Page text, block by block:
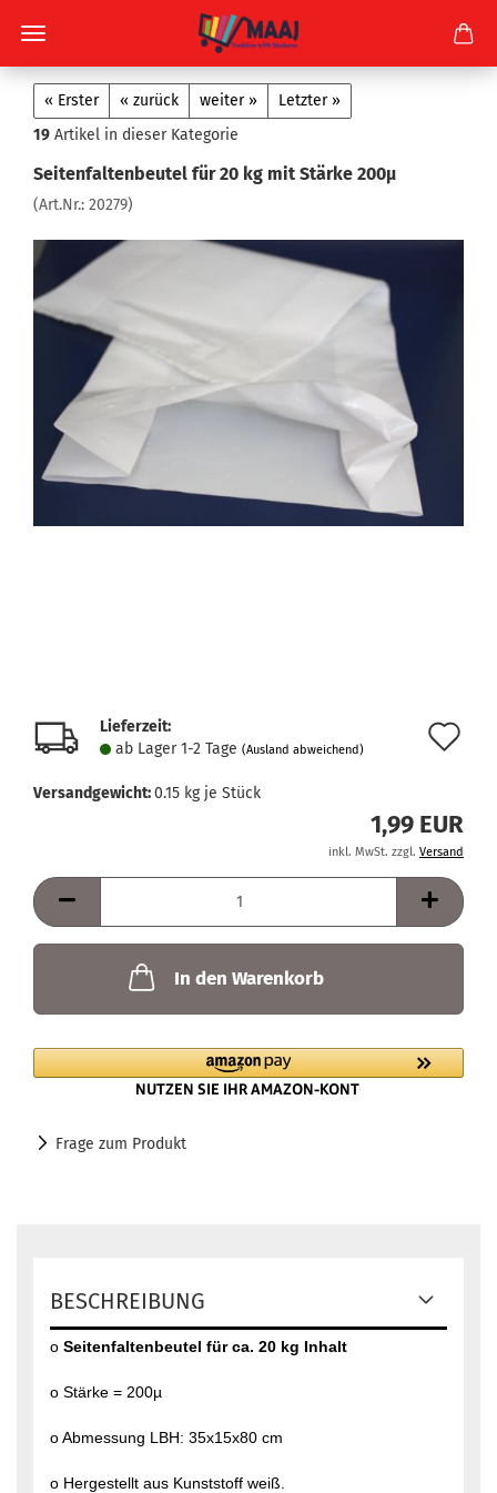
« Erster « zurück weiter »
Letzter »
19 Artikel in dieser Kategorie
Seitenfaltenbeutel für 20 kg mit Stärke 200µ
(Art.Nr.: 20279)
Lieferzeit:
ab Lager 1-2 Tage (Ausland abweichend)
Versandgewicht:0.15 kg je Stück
1,99 EUR
inkl. MwSt. zzgl. Versand
In den Warenkorb
Frage zum Produkt
BESCHREIBUNG
o Seitenfaltenbeutel für ca. 20 kg Inhalt
o Stärke = 200µ
o Abmessung LBH: 35x15x80 cm
o Hergestellt aus Kunststoff weiß.